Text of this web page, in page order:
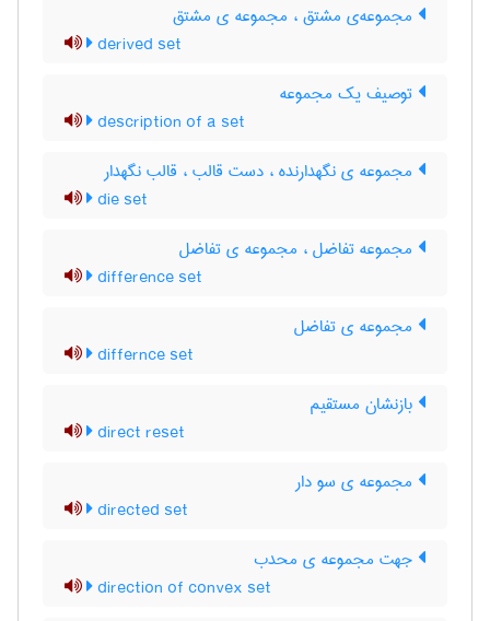
مجموعه‌ی مشتق ، مجموعه ی مشتق
derived set
توصیف یک مجموعه
description of a set
مجموعه ی نگهدارنده ، دست قالب ، قالب نگهدار
die set
مجموعه تفاضل ، مجموعه ی تفاضل
difference set
مجموعه ی تفاضل
differnce set
بازنشان مستقیم
direct reset
مجموعه ی سو دار
directed set
جهت مجموعه ی محدب
direction of convex set